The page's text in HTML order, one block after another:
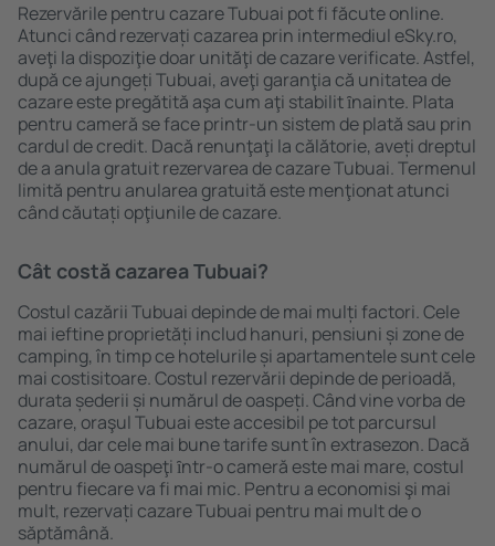
Rezervările pentru cazare Tubuai pot fi făcute online.
Atunci când rezervați cazarea prin intermediul eSky.ro,
aveţi la dispoziţie doar unităţi de cazare verificate. Astfel,
după ce ajungeți Tubuai, aveţi garanţia că unitatea de
cazare este pregătită aşa cum aţi stabilit ȋnainte. Plata
pentru cameră se face printr-un sistem de plată sau prin
cardul de credit. Dacă renunţaţi la călătorie, aveți dreptul
de a anula gratuit rezervarea de cazare Tubuai. Termenul
limită pentru anularea gratuită este menţionat atunci
când căutați opţiunile de cazare.
Cât costă cazarea Tubuai?
Costul cazării Tubuai depinde de mai mulți factori. Cele
mai ieftine proprietăți includ hanuri, pensiuni și zone de
camping, în timp ce hotelurile și apartamentele sunt cele
mai costisitoare. Costul rezervării depinde de perioadă,
durata șederii și numărul de oaspeți. Când vine vorba de
cazare, oraşul Tubuai este accesibil pe tot parcursul
anului, dar cele mai bune tarife sunt în extrasezon. Dacă
numărul de oaspeţi ȋntr-o cameră este mai mare, costul
pentru fiecare va fi mai mic. Pentru a economisi şi mai
mult, rezervați cazare Tubuai pentru mai mult de o
săptămână.